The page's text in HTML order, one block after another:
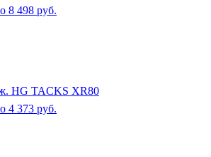
8 498 руб.
HG TACKS XR80
4 373 руб.